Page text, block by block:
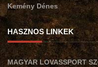
Kemény Dénes
HASZNOS LINKEK
MAGYAR LOVASSPORT